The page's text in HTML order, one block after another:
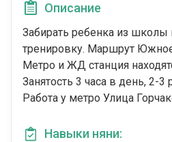
Описание
Забирать ребенка из школы
тренировку. Маршрут
Метро и ЖД станция
Занятость 3 часа в день, 2-3
Работа у метро Улица
Навыки няни: